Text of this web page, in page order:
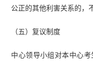
公正的其他利害关系的，
（五）复议制度
中心领导小组对本中心